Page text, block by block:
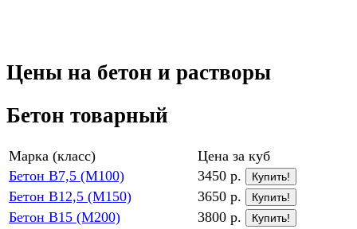
Цены на бетон и растворы
Бетон товарный
Марка (класс)
Цена за куб
Бетон В7,5 (М100)
3450 р. Купить!
Бетон В12,5 (М150) 3650 р. Купить!
Бетон В15 (М200) 3800 р. Купить!